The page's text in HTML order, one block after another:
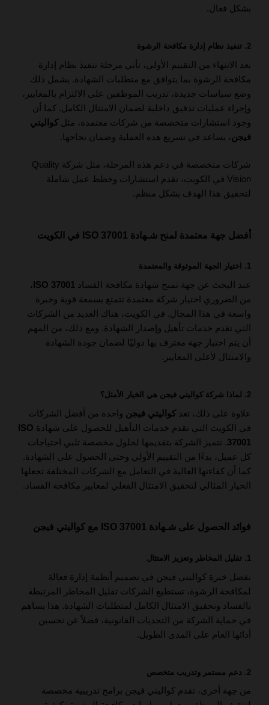
بشكل فعال.
2. تنفيذ نظام إدارة مكافحة الرشوة
بعد الانتهاء من التقييم الأولي، تأتي مرحلة تنفيذ نظام إدارة
مكافحة الرشوة بما يتوافق مع متطلبات الشهادة. يشمل ذلك
وضع سياسات جديدة، تدريب الموظفين على الالتزام بالمعايير،
وإجراء عمليات تدقيق داخلية لضمان الامتثال الكامل. كما أن
وجود استشارات متخصصة من شركات معتمدة، مثلكواليتي
فيجن، يساعد في تسريع هذه العملية وضمان نجاحها.
شركات متخصصة في دعم هذه المرحلة، مثل شركة Quality
Vision في الكويت، تقدم استشارات وخطط عمل شاملة
لتحقيق هذا الهدف بشكل منظم.
أفضل جهة معتمدة لمنح شـهادة ISO 37001 في الكويت
1. اختيار الجهة الموثوقة والمعتمدة
عند البحث عن جهة تمنح شهادة مكافحة الفساد ISO 37001،
من الضروري اختيار شركة معتمدة تتمتع بسمعة قوية وخبرة
واسعة في هذا المجال. في الكويت، هناك العديد من الشركات
التي تقدم خدمات تأهيل وإصدار الشهادة. ومع ذلك، من المهم
أن يتم اختيار جهة معترف بها دوليًا لضمان جودة الشهادة
والامتثال لأعلى المعايير.
2. لماذا شركة كواليتي فيجن هي الخيار الأمثل؟
علاوة على ذلك، تعدكواليتي فيجن واحدة من أفضل الشركات
في الكويت التي تقدم خدمات التأهيل للحصول على شهادة ISO
37001. تتميز الشركة بتقديمها لحلول مخصصة تلبي احتياجات
كل عميل، بدءًا من التقييم الأولي وحتى الحصول على الشهادة.
كما أن كفاءتها العالية في التعامل مع الشركات المختلفة تجعلها
الخيار المثالي لتحقيق الامتثال الفعلي لمعايير مكافحة الفساد.
فوائد الحصول على شـهادة ISO 37001 مع كواليتي فيجن
1. تقليل المخاطر وتعزيز الامتثال
بفضل خبرة كواليتي فيجن في تصميم أنظمة إدارة فعالة
لمكافحة الرشوة، تستطيع الشركات تقليل المخاطر المرتبطة
بالفساد وتحقيق الامتثال الكامل لمتطلبات الشهادة. هذا يساهم
في حماية الشركة من التحديات القانونية، فضلاً عن تحسين
أدائها العام على المدى الطويل.
2. دعم مستمر وتدريب متخصص
من جهة أخرى، تقدم كواليتي فيجن برامج تدريبية مخصصة